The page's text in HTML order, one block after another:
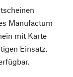
Manufactum
mit Karte
Einsatz.